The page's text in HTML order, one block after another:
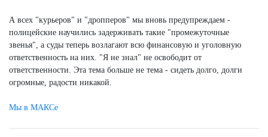
А всех "курьеров" и "дропперов" мы вновь предупреждаем -
полицейские научились задерживать такие "промежуточные
звенья", а суды теперь возлагают всю финансовую и уголовную
ответственность на них. "Я не знал" не освободит от
ответственности. Эта тема больше не тема - сидеть долго, долги
огромные, радости никакой.
Мы в МАКСе